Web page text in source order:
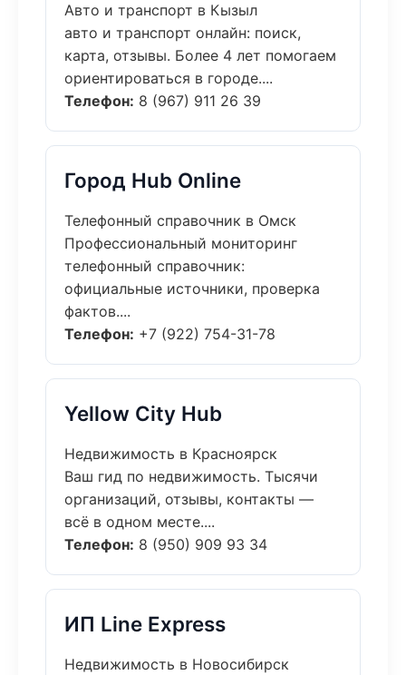
Авто и транспорт в Кызыл
авто и транспорт онлайн: поиск,
карта, отзывы. Более 4 лет помогаем
ориентироваться в городе....
Телефон: 8 (967) 911 26 39
Город Hub Online
Телефонный справочник в Омск
Профессиональный мониторинг
телефонный справочник:
официальные источники, проверка
фактов....
Телефон: +7 (922) 754-31-78
Yellow City Hub
Недвижимость в Красноярск
Ваш гид по недвижимость. Тысячи
организаций, отзывы, контакты —
всё в одном месте....
Телефон: 8 (950) 909 93 34
ИП Line Express
Недвижимость в Новосибирск